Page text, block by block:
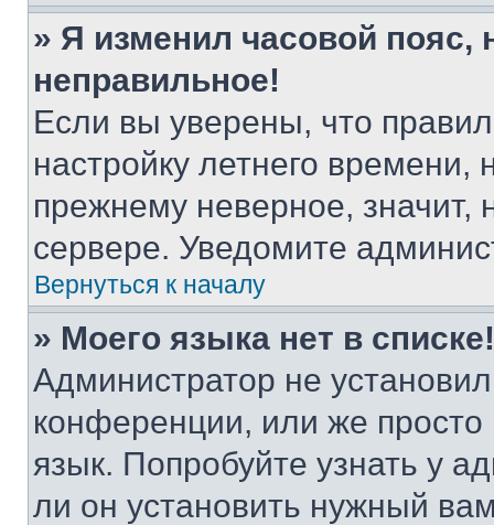
» Я изменил часовой пояс,
неправильное!
Если вы уверены, что
настройку летнего
прежнему неверное, значит,
сервере. Уведомите
Вернуться к началу
» Моего языка нет в списке!
Администратор не
конференции, или же
язык. Попробуйте узнать у
ли он установить нужный